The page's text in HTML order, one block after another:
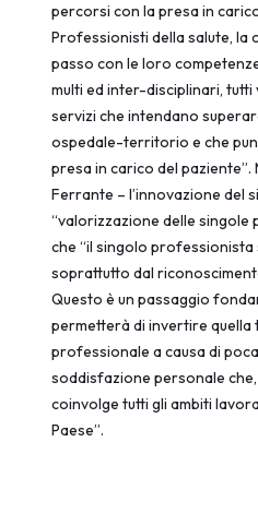
percorsi con la presa in
Professionisti della salute, la
passo con le loro
multi ed inter-disciplinari,
servizi che intendano
ospedale-territorio e che
presa in carico del paziente”.
Ferrante – l’innovazione del
“valorizzazione delle
che “il singolo
soprattutto dal
Questo è un passaggio
permetterà di invertire quella
professionale a causa di
soddisfazione personale
coinvolge tutti gli ambiti
Paese”.